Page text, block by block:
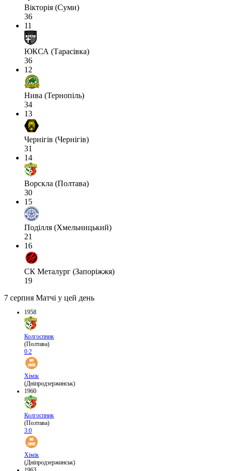
Вікторія (Суми)
36
11
ЮКСА (Тарасівка)
36
12
Нива (Тернопіль)
34
13
Чернігів (Чернігів)
31
14
Ворскла (Полтава)
30
15
Поділля (Хмельницький)
21
16
СК Металург (Запоріжжя)
19
7 серпня Матчі у цей день
1958
Колгоспник
(Полтава)
0:2
Хімік
(Дніпродзержинськ)
1960
Колгоспник
(Полтава)
3:0
Хімік
(Дніпродзержинськ)